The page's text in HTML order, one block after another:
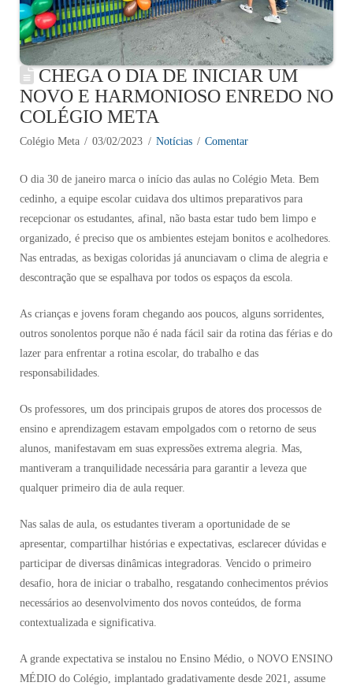
CHEGA O DIA DE INICIAR UM
NOVO E HARMONIOSO ENREDO NO
COLÉGIO META
Colégio Meta 03/02/2023 Notícias Comentar
O dia 30 de janeiro marca o início das aulas no Colégio Meta. Bem
cedinho, a equipe escolar cuidava dos ultimos preparativos para
recepcionar os estudantes, afinal, não basta estar tudo bem limpo e
organizado, é preciso que os ambientes estejam bonitos e acolhedores.
Nas entradas, as bexigas coloridas já anunciavam o clima de alegria e
descontração que se espalhava por todos os espaços da escola.
As crianças e jovens foram chegando aos poucos, alguns sorridentes,
outros sonolentos porque não é nada fácil sair da rotina das férias e do
lazer para enfrentar a rotina escolar, do trabalho e das
responsabilidades.
Os professores, um dos principais grupos de atores dos processos de
ensino e aprendizagem estavam empolgados com o retorno de seus
alunos, manifestavam em suas expressões extrema alegria. Mas,
mantiveram a tranquilidade necessária para garantir a leveza que
qualquer primeiro dia de aula requer.
Nas salas de aula, os estudantes tiveram a oportunidade de se
apresentar, compartilhar histórias e expectativas, esclarecer dúvidas e
participar de diversas dinâmicas integradoras. Vencido o primeiro
desafio, hora de iniciar o trabalho, resgatando conhecimentos prévios
necessários ao desenvolvimento dos novos conteúdos, de forma
contextualizada e significativa.
A grande expectativa se instalou no Ensino Médio, o NOVO ENSINO
MÉDIO do Colégio, implantado gradativamente desde 2021, assume